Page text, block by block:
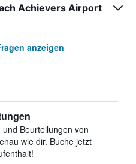
Achievers Airport
anzeigen
Beurteilungen von
wie dir. Buche jetzt